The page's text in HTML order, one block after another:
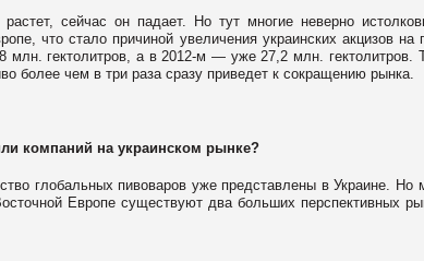
сейчас он падает. Но тут многие неверно
что стало причиной увеличения украинских акцизов на
гектолитров, а в 2012-м — уже 27,2 млн. гектолитров.
более чем в три раза сразу приведет к сокращению рынка.
компаний на украинском рынке?
глобальных пивоваров уже представлены в Украине. Но
Европе существуют два больших перспективных